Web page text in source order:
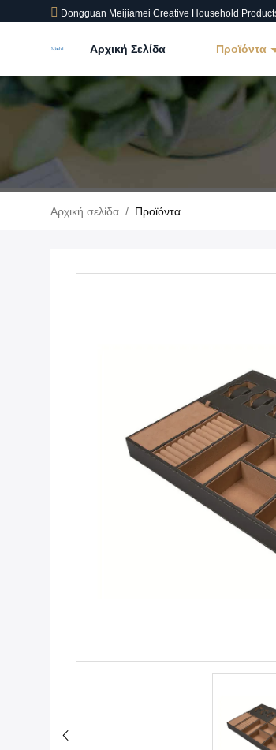
Dongguan Meijiamei Creative Household
Αρχική Σελίδα Προϊόντα
Αρχική σελίδα / Προϊόντα